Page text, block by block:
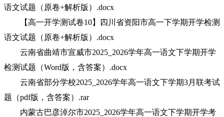
语文试题（原卷+解析版）.docx
【高一开学测试卷10】四川省资阳市高一下学期开学检测
语文试题（原卷+解析版）.docx
云南省曲靖市宣威市2025_2026学年高一语文下学期开学
检测试题（Word版，含答案）.docx
云南省部分学校2025_2026学年高一语文下学期3月联考试
题（pdf版，含答案）.rar
内蒙古巴彦淖尔市2025_2026学年高一语文下学期开学考